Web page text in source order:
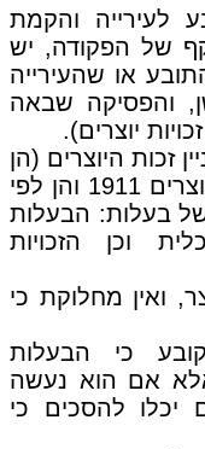
לעירייה והקמת
של הפקודה, יש
או שהעירייה
והפסיקה שבאה
זכות היוצרים (הן
לפי הפקודה והן לפי חוק זכות היוצרים 1911 והן לפי
של בעלות: הבעלות
וכן הזכויות
ואין מחלוקת כי
קובע כי הבעלות
אם הוא נעשה
יכלו להסכים כי